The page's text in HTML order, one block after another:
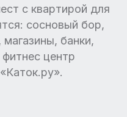
с квартирой для
сосновый бор,
банки,
центр